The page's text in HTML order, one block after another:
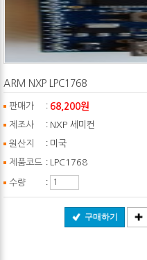
ARM NXP LPC1768
판매가 : 68,200원
제조사 : NXP 세미컨
원산지 : 미국
제품코드 : LPC1768
수량 :
구매하기